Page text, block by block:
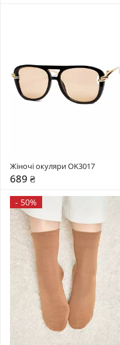
Жіночі окуляри OK3017
689 ₴
- 50%